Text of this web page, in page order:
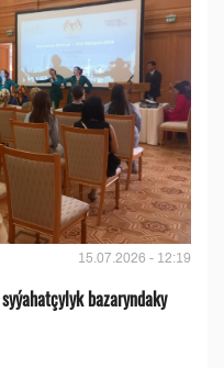
15.07.2026 - 12:19
bazaryndaky